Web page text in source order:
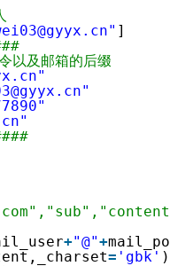
]
以及邮箱的后缀
+"@"+
= 'gbk' )